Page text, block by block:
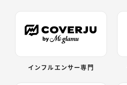
インフルエンサー専門